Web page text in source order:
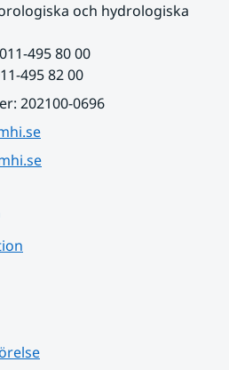
och hydrologiska
495 80 00
495 82 00
202100-0696